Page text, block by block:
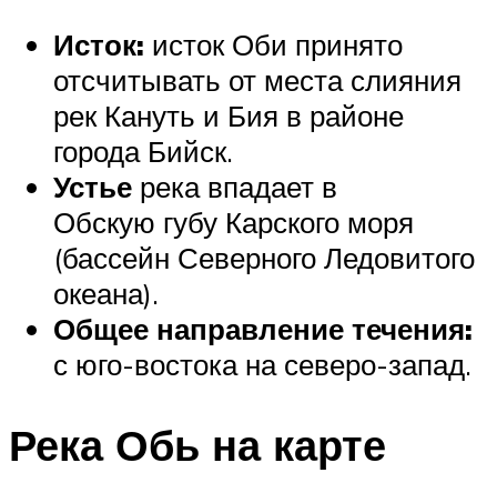
Исток: исток Оби принято
отсчитывать от места слияния
рек Кануть и Бия в районе
города Бийск.
Устье река впадает в
Обскую губу Карского моря
(бассейн Северного Ледовитого
океана).
Общее направление течения:
с юго-востока на северо-запад.
Река Обь на карте